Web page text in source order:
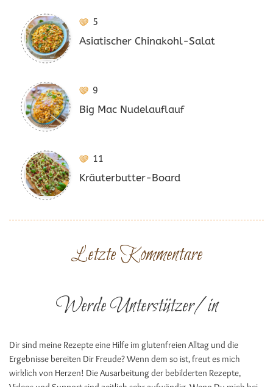
5
Asiatischer Chinakohl-Salat
9
Big Mac Nudelauflauf
11
Kräuterbutter-Board
Letzte Kommentare
Werde Unterstützer/in
Dir sind meine Rezepte eine Hilfe im glutenfreien Alltag und die
Ergebnisse bereiten Dir Freude? Wenn dem so ist, freut es mich
wirklich von Herzen! Die Ausarbeitung der bebilderten Rezepte,